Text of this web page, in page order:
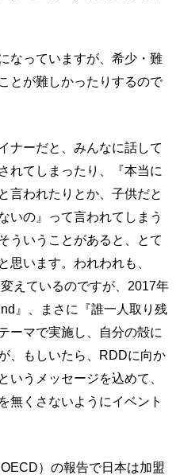
なっていますが、希少・難
とが難しかったりするので
ナーだと、みんなに話して
れてしまったり、『本当に
言われたりとか、子供だと
いの』って言われてしまう
ういうことがあると、とて
思います。われわれも、
えているのですが、2017年
』、まさに『誰一人取り残
ーマで実施し、自分の殻に
、もしいたら、RDDに向か
いうメッセージを込めて、
無くさないようにイベント
）の報告で日本は加盟